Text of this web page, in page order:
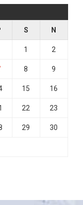
S N
1 2
8 9
15 16
22 23
29 30